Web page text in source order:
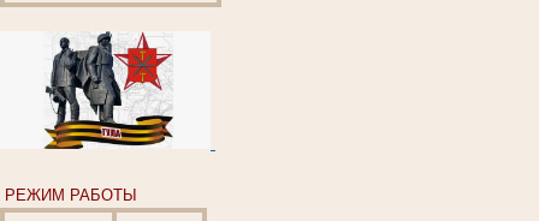
РЕЖИМ РАБОТЫ